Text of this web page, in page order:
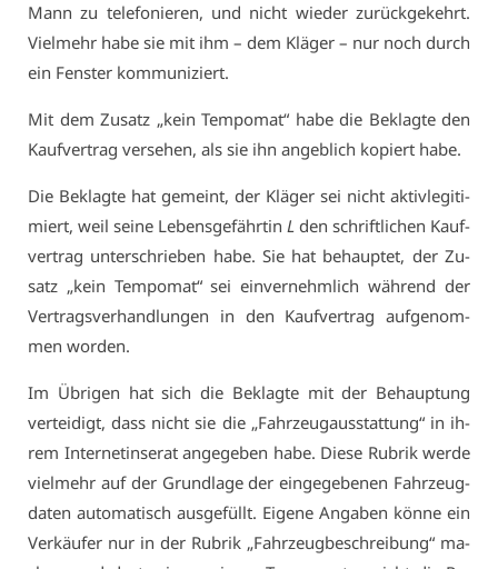
Mann zu te­le­fo­nie­ren, und nicht wie­der zu­rück­ge­kehrt.
Viel­mehr ha­be sie mit ihm – dem Klä­ger – nur noch durch
ein Fens­ter kom­mu­ni­ziert.
Mit dem Zu­satz „kein Tem­po­mat“ ha­be die Be­klag­te den
Kauf­ver­trag ver­se­hen, als sie ihn an­geb­lich ko­piert ha­be.
Die Be­klag­te hat ge­meint, der Klä­ger sei nicht ak­tiv­le­gi­ti­
miert, weil sei­ne Le­bens­ge­fähr­tin L den schrift­li­chen Kauf­
ver­trag un­ter­schrie­ben ha­be. Sie hat be­haup­tet, der Zu­
satz „kein Tem­po­mat“ sei ein­ver­nehm­lich wäh­rend der
Ver­trags­ver­hand­lun­gen in den Kauf­ver­trag auf­ge­nom­
men wor­den.
Im Üb­ri­gen hat sich die Be­klag­te mit der Be­haup­tung
ver­tei­digt, dass nicht sie die „Fahr­zeug­aus­stat­tung“ in ih­
rem In­ter­net­in­se­rat an­ge­ge­ben ha­be. Die­se Ru­brik wer­de
viel­mehr auf der Grund­la­ge der ein­ge­ge­be­nen Fahr­zeug­
da­ten au­to­ma­tisch aus­ge­füllt. Ei­ge­ne An­ga­ben kön­ne ein
Ver­käu­fer nur in der Ru­brik „Fahr­zeug­be­schrei­bung“ ma­